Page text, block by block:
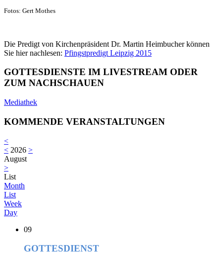
Fotos: Gert Mothes
Die Predigt von Kirchenpräsident Dr. Martin Heimbucher können
Sie hier nachlesen: Pfingstpredigt Leipzig 2015
GOTTESDIENSTE IM LIVESTREAM ODER
ZUM NACHSCHAUEN
Mediathek
KOMMENDE VERANSTALTUNGEN
<
< 2026 >
August
>
List
Month
List
Week
Day
09
GOTTESDIENST